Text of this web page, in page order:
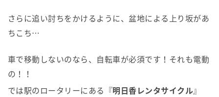
さらに追い討ちをかけるように、盆地による上り坂があ
ちこち…
車で移動しないのなら、自転車が必須です！それも電動
の！！
では駅のロータリーにある『明日香レンタサイクル』